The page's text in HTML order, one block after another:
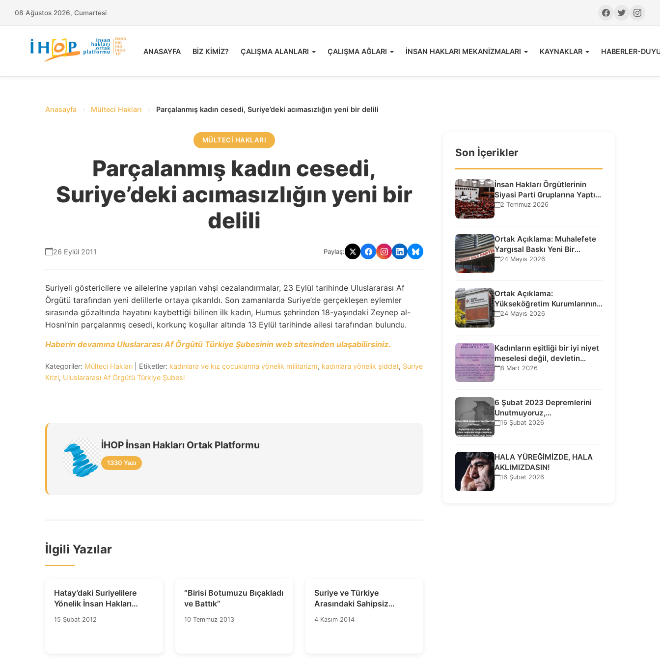
08 Ağustos 2026, Cumartesi
ANASAYFA BİZ KİMİZ? ÇALIŞMA ALANLARI ÇALIŞMA AĞLARI İNSAN HAKLARI MEKANİZMALARI KAYNAKLAR HABERLER-
Anasayfa › Mülteci Hakları › Parçalanmış kadın cesedi, Suriye’deki acımasızlığın yeni bir delili
MÜLTECI HAKLARI
Parçalanmış kadın cesedi,
Suriye’deki acımasızlığın yeni bir
delili
26 Eylül 2011 Paylaş:
Suriyeli göstericilere ve ailelerine yapılan vahşi cezalandırmalar, 23 Eylül tarihinde Uluslararası Af
Örgütü tarafından yeni delillerle ortaya çıkarıldı. Son zamanlarda Suriye’de gerçekleşen eylemler
sırasında gözaltında hayatını kaybettiği bilinen ilk kadın, Humus şehrinden 18-yaşındaki Zeynep al-
Hosni’nin parçalanmış cesedi, korkunç koşullar altında 13 Eylül tarihinde ailesi tarafından bulundu.
Haberin devamına Uluslararası Af Örgütü Türkiye Şubesinin web sitesinden ulaşabilirsiniz.
Kategoriler: Mülteci Hakları | Etiketler: kadınlara ve kız çocuklarına yönelik militarizm, kadınlara yönelik şiddet, Suriye
Krizi, Uluslararası Af Örgütü Türkiye Şubesi
İHOP İnsan Hakları Ortak Platformu
1330 Yazı
İlgili Yazılar
Hatay’daki Suriyelilere
Yönelik İnsan Hakları
İhlalleri Araştırılsın
15 Şubat 2012
“Birisi Botumuzu Bıçakladı
ve Battık”
10 Temmuz 2013
Suriye ve Türkiye
Arasındaki Sahipsiz
Topraklarda Yaşam Ve
4 Kasım 2014
Son İçerikler
İnsan Hakları Örgütlerinin
Siyasi Parti Gruplarına Yaptığı
Ziyaretlere İlişkin
2 Temmuz 2026
Ortak Açıklama: Muhalefete
Yargısal Baskı Yeni Bir
Aşamaya Geçti: Seçilmiş…
24 Mayıs 2026
Ortak Açıklama:
Yükseköğretim Kurumlarının
Toplumsal İşlevi Kurucularının
24 Mayıs 2026
Kadınların eşitliği bir iyi niyet
meselesi değil, devletin
uluslararası insan…
8 Mart 2026
6 Şubat 2023 Depremlerini
Unutmuyoruz,
Vazgeçmiyoruz, Hesap
16 Şubat 2026
HALA YÜREĞİMİZDE, HALA
AKLIMIZDASIN!
16 Şubat 2026